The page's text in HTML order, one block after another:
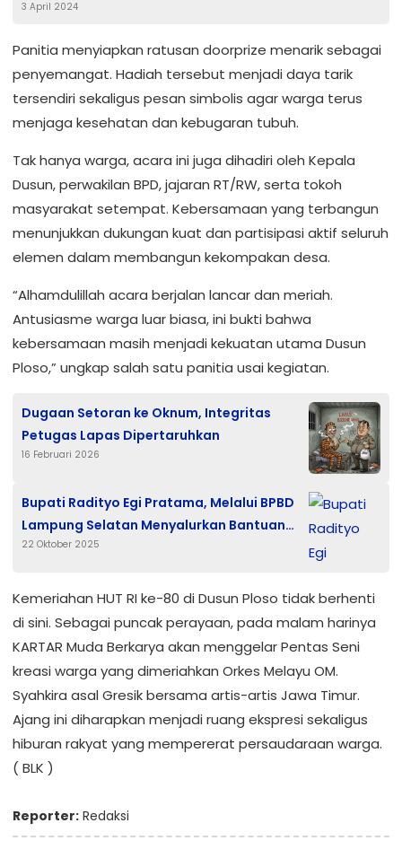
3 April 2024
Panitia menyiapkan ratusan doorprize menarik sebagai
penyemangat. Hadiah tersebut menjadi daya tarik
tersendiri sekaligus pesan simbolis agar warga terus
menjaga kesehatan dan kebugaran tubuh.
Tak hanya warga, acara ini juga dihadiri oleh Kepala
Dusun, perwakilan BPD, jajaran RT/RW, serta tokoh
masyarakat setempat. Kebersamaan yang terbangun
menunjukkan dukungan kuat dan partisipasi aktif seluruh
elemen dalam membangun kekompakan desa.
“Alhamdulillah acara berjalan lancar dan meriah.
Antusiasme warga luar biasa, ini bukti bahwa
kebersamaan masih menjadi kekuatan utama Dusun
Ploso,” ungkap salah satu panitia usai kegiatan.
Dugaan Setoran ke Oknum, Integritas
Petugas Lapas Dipertaruhkan
16 Februari 2026
Bupati Radityo Egi Pratama, Melalui BPBD
Lampung Selatan Menyalurkan Bantuan
Logistik Secara Door To Door ke Warga
Disertai Angin Kencang
22 Oktober 2025
Kemeriahan HUT RI ke-80 di Dusun Ploso tidak berhenti
di sini. Sebagai puncak perayaan, pada malam harinya
KARTAR Muda Berkarya akan menggelar Pentas Seni
kreasi warga yang dimeriahkan Orkes Melayu OM.
Syahkira asal Gresik bersama artis-artis Jawa Timur.
Ajang ini diharapkan menjadi ruang ekspresi sekaligus
hiburan rakyat yang mempererat persaudaraan warga.
( BLK )
Reporter: Redaksi